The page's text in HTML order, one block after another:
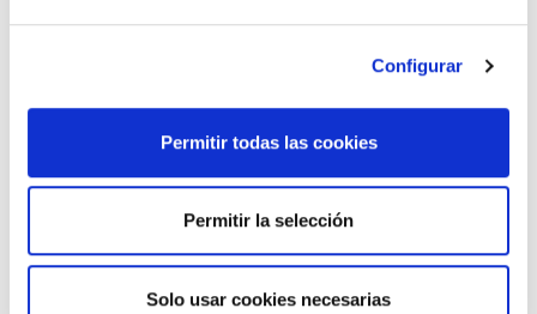
Configurar
Permitir todas las cookies
Permitir la selección
Solo usar cookies necesarias
Lo ha hecho y lo va a seguir haciendo”.
Muñoz ha recalcado que ELA va a redoblar sus
trabajadoras vascas. “En ELA sabemos muy
bien que en aquellos países donde el
neoliberalismo ha logrado debilitar al
movimiento sindical las desigualdades sociales